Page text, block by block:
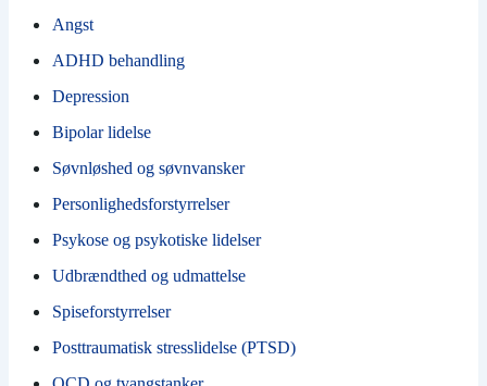
Angst
ADHD behandling
Depression
Bipolar lidelse
Søvnløshed og søvnvansker
Personlighedsforstyrrelser
Psykose og psykotiske lidelser
Udbrændthed og udmattelse
Spiseforstyrrelser
Posttraumatisk stresslidelse (PTSD)